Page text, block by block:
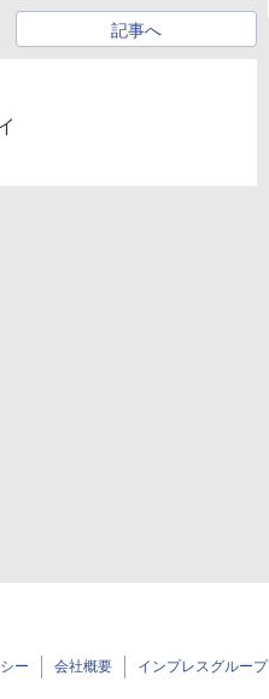
記事へ
ー 会社概要 インプレスグループ